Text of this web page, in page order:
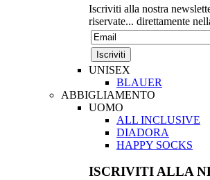
Iscriviti alla nostra
riservate... direttamente
UNISEX
BLAUER
ABBIGLIAMENTO
UOMO
ALL INCLUSIVE
DIADORA
HAPPY SOCKS
ISCRIVITI ALLA